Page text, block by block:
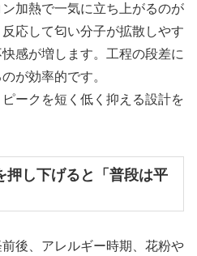
加熱で一気に立ち上がるのが
応して匂い分子が拡散しやす
感が増します。工程の段差に
が効率的です。
ークを短く低く抑える設計を
押し下げると「普段は平
後、アレルギー時期、花粉や